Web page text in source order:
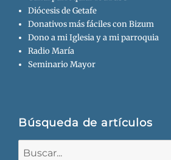
Diócesis de Getafe
Donativos más fáciles con Bizum
Dono a mi Iglesia y a mi parroquia
Radio María
Seminario Mayor
Búsqueda de artículos